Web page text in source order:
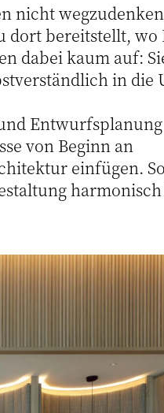
nicht
bereitstellt, wo
dabei kaum auf:
in die
Entwurfsplanung
von Beginn an
einfügen. So